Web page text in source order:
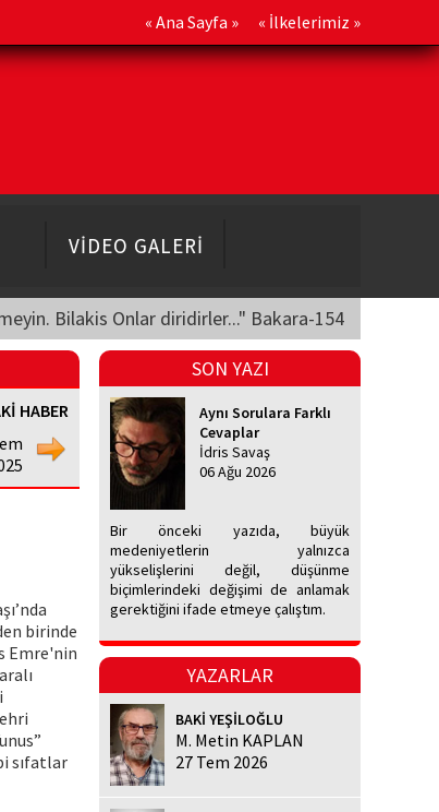
« Ana Sayfa » « İlkelerimiz »
VİDEO GALERİ
Bilakis Onlar diridirler..." Bakara-154
HABER
birinde
Emre'nin
sıfatlar
SON YAZI
Aynı Sorulara Farklı
Cevaplar
İdris Savaş
06 Ağu 2026
Bir önceki yazıda, büyük
medeniyetlerin yalnızca
yükselişlerini değil, düşünme
biçimlerindeki değişimi de anlamak
gerektiğini ifade etmeye çalıştım.
YAZARLAR
BAKİ YEŞİLOĞLU
M. Metin KAPLAN
27 Tem 2026